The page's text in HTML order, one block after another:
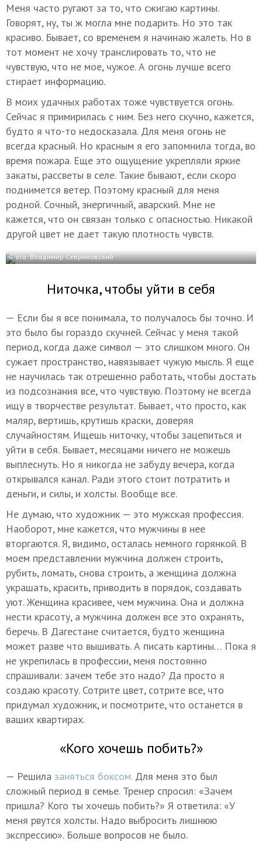
Меня часто ругают за то, что сжигаю картины.
Говорят, ну, ты ж могла мне подарить. Но это так
красиво. Бывает, со временем я начинаю жалеть. Но в
тот момент не хочу транслировать то, что не
чувствую, что не мое, чужое. А огонь лучше всего
стирает информацию.
В моих удачных работах тоже чувствуется огонь.
Сейчас я примирилась с ним. Без него скучно, кажется,
будто я что-то недосказала. Для меня огонь не
всегда красный. Но красным я его запомнила тогда, во
время пожара. Еще это ощущение укрепляли яркие
закаты, рассветы в селе. Такие бывают, если скоро
поднимется ветер. Поэтому красный для меня
родной. Сочный, энергичный, аварский. Мне не
кажется, что он связан только с опасностью. Никакой
другой цвет не дает такую плотность чувств.
Фото: Владимир Севриновский
Ниточка, чтобы уйти в себя
— Если бы я все понимала, то получалось бы точно. И
это было бы гораздо скучней. Сейчас у меня такой
период, когда даже символ — это слишком много. Он
сужает пространство, навязывает чужую мысль. Я еще
не научилась так отрешенно работать, чтобы достать
из подсознания все, что чувствую. Поэтому не всегда
ищу в творчестве результат. Бывает, что просто, как
маляр, вертишь, крутишь краски, доверяя
случайностям. Ищешь ниточку, чтобы зацепиться и
уйти в себя. Бывает, месяцами ничего не можешь
выплеснуть. Но я никогда не забуду вечера, когда
открывался канал. Ради этого стоит потратить и
деньги, и силы, и холсты. Вообще все.
Не думаю, что художник — это мужская профессия.
Наоборот, мне кажется, что мужчины в нее
вторгаются. Я, видимо, осталась немного горянкой. В
моем представлении мужчина должен строить,
рубить, ломать, снова строить, а женщина должна
украшать, красить, приводить в порядок, создавать
уют. Женщина красивее, чем мужчина. Она и должна
нести красоту, а мужчина должен все это охранять,
беречь. В Дагестане считается, будто женщина
может разве что вышивать. А писать картины… Пока я
не укрепилась в профессии, меня постоянно
спрашивали: зачем тебе это надо? Да просто я
создаю красоту. Сотрите цвет, сотрите все, что
придумал художник, и посмотрите, что останется в
ваших квартирах.
«Кого хочешь побить?»
— Решила заняться боксом.Для меня это был
сложный период в семье. Тренер спросил: «Зачем
пришла? Кого ты хочешь побить?» Я ответила: «У
меня рвутся холсты. Надо выбросить лишнюю
экспрессию». Больше вопросов не было.